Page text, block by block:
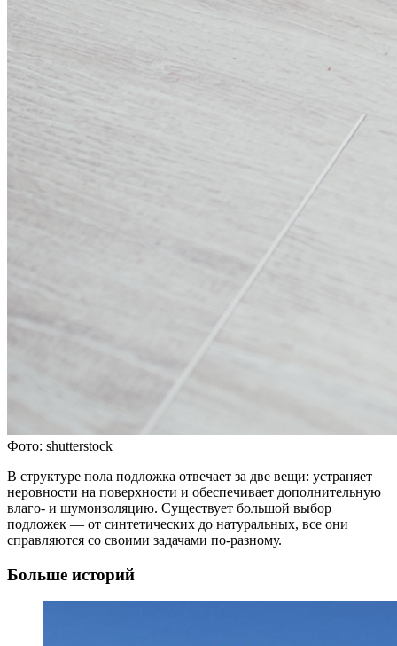
Фото: shutterstock
В структуре пола подложка отвечает за две вещи: устраняет
неровности на поверхности и обеспечивает дополнительную
влаго- и шумоизоляцию. Cуществует большой выбор
подложек — от синтетических до натуральных, все они
справляются со своими задачами по-разному.
Больше историй